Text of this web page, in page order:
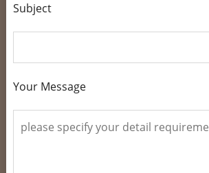
Subject
Your Message